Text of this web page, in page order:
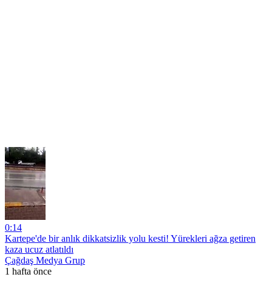
0:14
Kartepe'de bir anlık dikkatsizlik yolu kesti! Yürekleri ağza getiren
kaza ucuz atlatıldı
Çağdaş Medya Grup
1 hafta önce